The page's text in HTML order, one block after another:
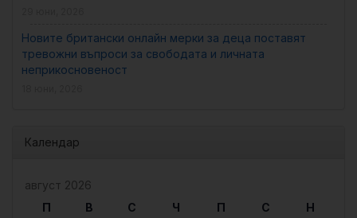
Новите британски онлайн мерки за деца поставят
тревожни въпроси за свободата и личната
неприкосновеност
Календар
август 2026
П
В С Ч П С
Н